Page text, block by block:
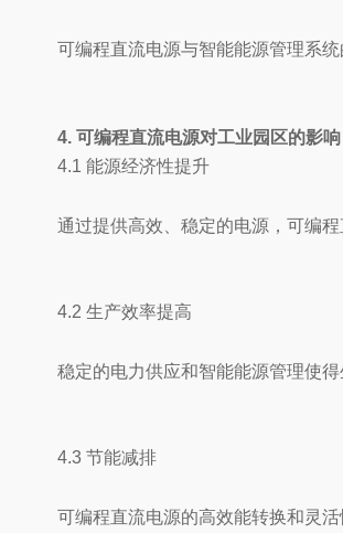
可编程直流电源与智能能源管理系
4. 可编程直流电源对工业园区的影响
4.1 能源经济性提升
通过提供高效、稳定的电源，可编
4.2 生产效率提高
稳定的电力供应和智能能源管理使
4.3 节能减排
可编程直流电源的高效能转换和灵